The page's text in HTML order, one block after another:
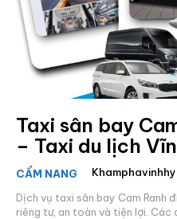
Taxi sân bay
– Taxi du lịch
CẨM NANG
Khamphavinhhy
Dịch vụ taxi sân bay Cam Ranh
riêng tư, an toàn và tiện lợi. Các